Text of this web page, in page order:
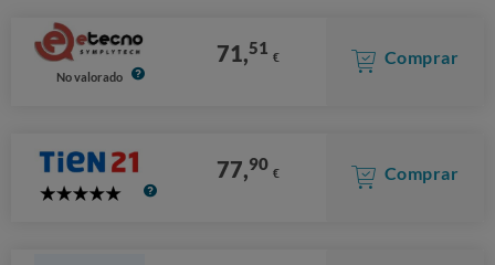
No valorado
71,51 € Comprar
5
77,90 € Comprar